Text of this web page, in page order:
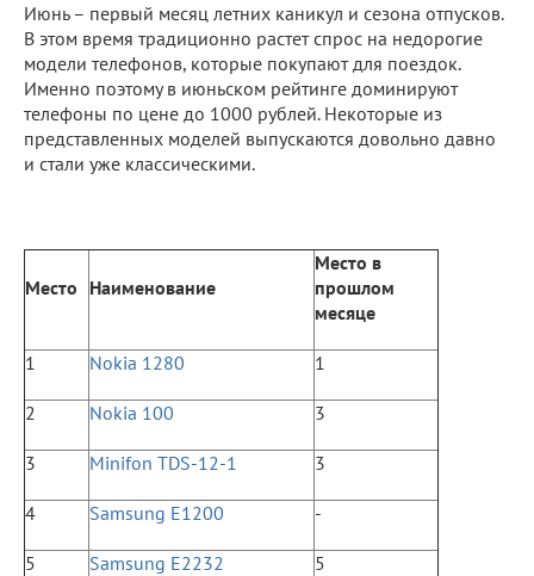
Июнь – первый месяц летних каникул и сезона отпусков.
В этом время традиционно растет спрос на недорогие
модели телефонов, которые покупают для поездок.
Именно поэтому в июньском рейтинге доминируют
телефоны по цене до 1000 рублей. Некоторые из
представленных моделей выпускаются довольно давно
и стали уже классическими.
Место Наименование
Место в
прошлом
месяце
1 Nokia 1280 1
2 Nokia 100 3
3 Minifon TDS-12-1 3
4 Samsung E1200 -
5 Samsung E2232 5